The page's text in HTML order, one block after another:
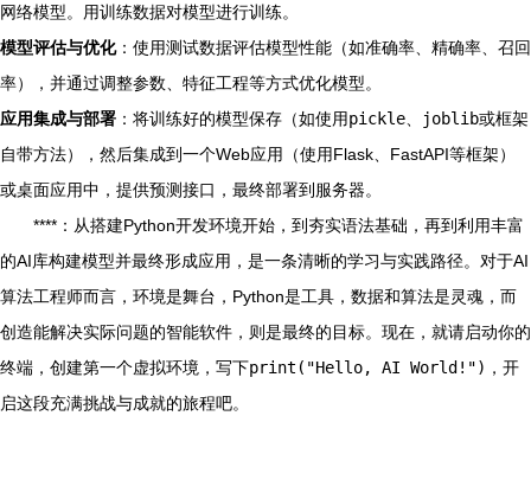
网络模型。用训练数据对模型进行训练。
模型评估与优化：使用测试数据评估模型性能（如准确率、精确率、召回
率），并通过调整参数、特征工程等方式优化模型。
应用集成与部署 ：将训练好的模型保存（如使用pickle joblib或框架
自带方法），然后集成到一个Web应用（使用Flask、FastAPI等框架）
或桌面应用中，提供预测接口，最终部署到服务器。
****：从搭建Python开发环境开始，到夯实语法基础，再到利用丰富
的AI库构建模型并最终形成应用，是一条清晰的学习与实践路径。对于AI
算法工程师而言，环境是舞台，Python是工具，数据和算法是灵魂，而
创造能解决实际问题的智能软件，则是最终的目标。现在，就请启动你的
终端，创建第一个虚拟环境，写下print("Hello, AI World!") ，开
启这段充满挑战与成就的旅程吧。